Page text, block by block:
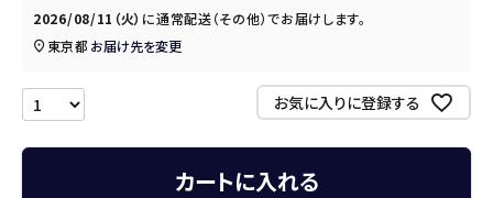
2026/08/11（火） に通常配送（その他）でお届けします。
東京都 お届け先を変更
お気に入りに登録する
カートに入れる